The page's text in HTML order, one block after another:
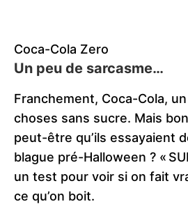
Coca-Cola Zero
Un peu de sarcasme…
Franchement, Coca-Cola,
choses sans sucre. Mais
peut-être qu’ils essayaient
blague pré-Halloween ? «
un test pour voir si on fait
ce qu’on boit.